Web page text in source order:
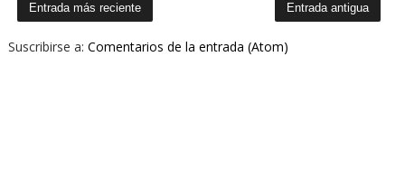
Entrada más reciente Entrada antigua
Suscribirse a: Comentarios de la entrada (Atom)